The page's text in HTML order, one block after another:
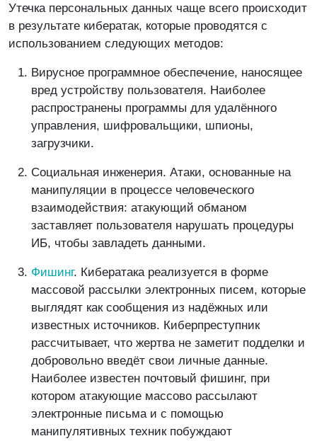
Утечка персональных данных чаще всего происходит
в результате кибератак, которые проводятся с
использованием следующих методов:
Вирусное программное обеспечение, наносящее
вред устройству пользователя. Наиболее
распространены программы для удалённого
управления, шифровальщики, шпионы,
загрузчики.
Социальная инженерия. Атаки, основанные на
манипуляции в процессе человеческого
взаимодействия: атакующий обманом
заставляет пользователя нарушать процедуры
ИБ, чтобы завладеть данными.
Фишинг. Кибератака реализуется в форме
массовой рассылки электронных писем, которые
выглядят как сообщения из надёжных или
известных источников. Киберпреступник
рассчитывает, что жертва не заметит подделки и
добровольно введёт свои личные данные.
Наиболее известен почтовый фишинг, при
котором атакующие массово рассылают
электронные письма и с помощью
манипулятивных техник побуждают